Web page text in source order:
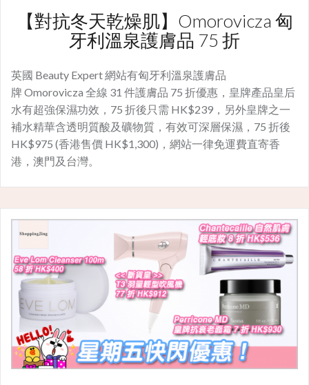
【對抗冬天乾燥肌】Omorovicza 匈
牙利溫泉護膚品 75 折
英國 Beauty Expert 網站有匈牙利溫泉護膚品
牌 Omorovicza 全線 31 件護膚品 75 折優惠，皇牌產品皇后
水有超強保濕功效，75 折後只需 HK$239，另外皇牌之一
補水精華含透明質酸及礦物質，有效可深層保濕，75 折後
HK$975 (香港售價 HK$1,300)，網站一律免運費直寄香
港，澳門及台灣。